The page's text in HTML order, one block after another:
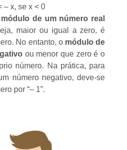
– x, se x < 0
módulo de um número real
maior ou igual a zero, é
No entanto, o módulo de
ou menor que zero é o
número. Na prática, para
número negativo, deve-se
por “– 1”.